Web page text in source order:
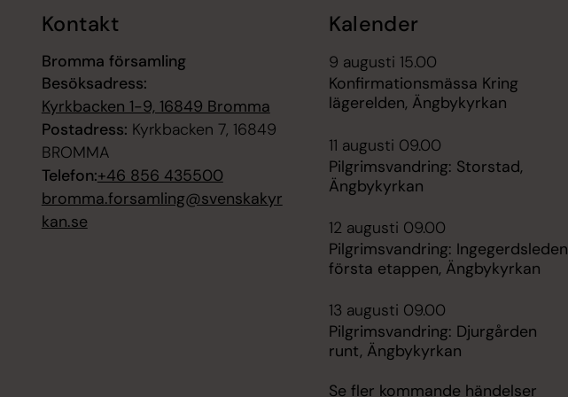
Kontakt
Bromma församling
Besöksadress:
Kyrkbacken 1-9, 16849 Bromma
Postadress: Kyrkbacken 7, 16849
BROMMA
Telefon:+46 856 435500
bromma.forsamling@svenskakyr
kan.se
Kalender
9 augusti 15.00
Konfirmationsmässa Kring
lägerelden, Ängbykyrkan
11 augusti 09.00
Pilgrimsvandring: Storstad,
Ängbykyrkan
12 augusti 09.00
Pilgrimsvandring: Ingegerdsleden
första etappen, Ängbykyrkan
13 augusti 09.00
Pilgrimsvandring: Djurgården
runt, Ängbykyrkan
Se fler kommande händelser